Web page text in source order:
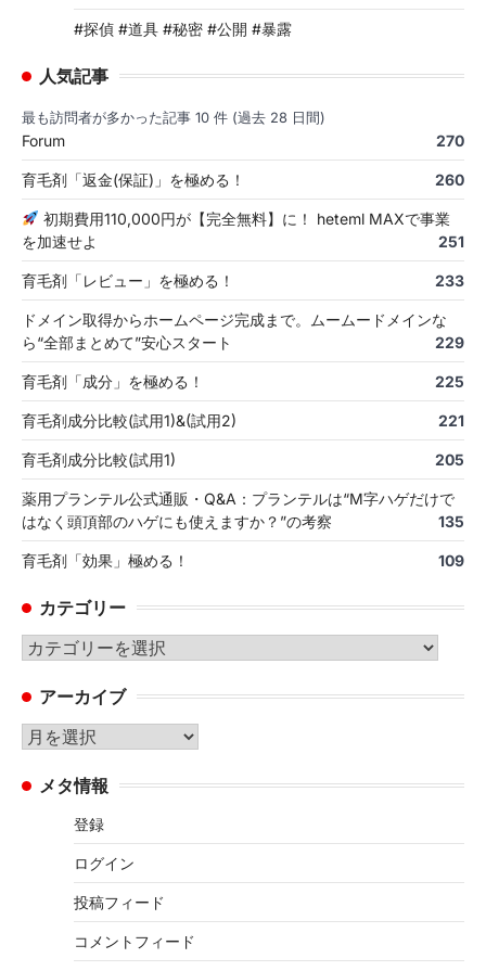
#探偵 #道具 #秘密 #公開 #暴露
人気記事
最も訪問者が多かった記事 10 件 (過去 28 日間)
Forum 270
育毛剤「返金(保証)」を極める！ 260
初期費用110,000円が【完全無料】に！ heteml MAXで事業
を加速せよ
251
育毛剤「レビュー」を極める！ 233
ドメイン取得からホームページ完成まで。ムームードメインな
ら“全部まとめて”安心スタート
229
育毛剤「成分」を極める！ 225
育毛剤成分比較(試用1)&(試用2) 221
育毛剤成分比較(試用1) 205
薬用プランテル公式通販・Q&A：プランテルは“M字ハゲだけで
はなく頭頂部のハゲにも使えますか？”の考察
135
育毛剤「効果」極める！ 109
カテゴリー
カ
ゴ
リ
ー
アーカイブ
ア
カ メタ情報
登録
ログイン
投稿フィード
コメントフィード